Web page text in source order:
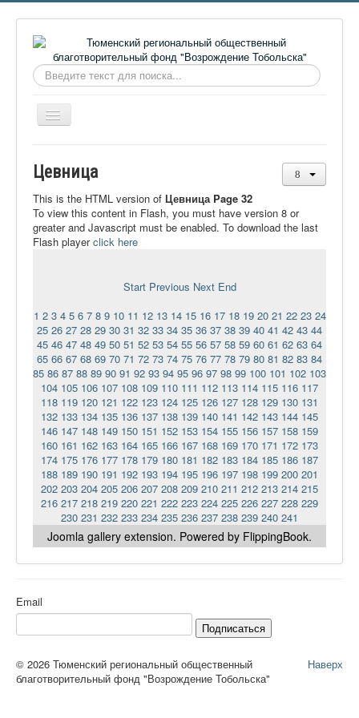
Искать...
Включить/
выключить
О фонде
Онлайн библиотека
Видеоматериалы
Сайт проекта Достоевский
Ермаковополе.рф
Цевница
This is the HTML version of Цевница Page 32
To view this content in Flash, you must have version 8 or
greater and Javascript must be enabled. To download the last
Flash playerclick here
Start Previous Next End
1 2 3 4 5 6 7 8 9 10 11 12 13 14 15 16 17 18 19 20 21 22 23 24
25 26 27 28 29 30 31 32 33 34 35 36 37 38 39 40 41 42 43 44
45 46 47 48 49 50 51 52 53 54 55 56 57 58 59 60 61 62 63 64
65 66 67 68 69 70 71 72 73 74 75 76 77 78 79 80 81 82 83 84
85 86 87 88 89 90 91 92 93 94 95 96 97 98 99 100 101 102 103
104 105 106 107 108 109 110 111 112 113 114 115 116 117
118 119 120 121 122 123 124 125 126 127 128 129 130 131
132 133 134 135 136 137 138 139 140 141 142 143 144 145
146 147 148 149 150 151 152 153 154 155 156 157 158 159
160 161 162 163 164 165 166 167 168 169 170 171 172 173
174 175 176 177 178 179 180 181 182 183 184 185 186 187
188 189 190 191 192 193 194 195 196 197 198 199 200 201
202 203 204 205 206 207 208 209 210 211 212 213 214 215
216 217 218 219 220 221 222 223 224 225 226 227 228 229
230 231 232 233 234 235 236 237 238 239 240 241
Joomla gallery extension. Powered by FlippingBook.
Email
Подписаться
Наверх
© 2026 Тюменский региональный общественный
благотворительный фонд "Возрождение Тобольска"